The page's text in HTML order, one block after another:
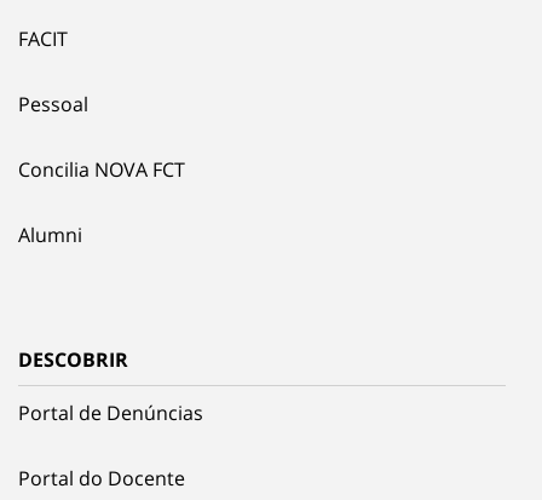
FACIT
Pessoal
Concilia NOVA FCT
Alumni
DESCOBRIR
Portal de Denúncias
Portal do Docente